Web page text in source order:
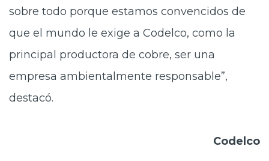
sobre todo porque estamos convencidos de
que el mundo le exige a Codelco, como la
principal productora de cobre, ser una
empresa ambientalmente responsable”,
destacó.
Codelco